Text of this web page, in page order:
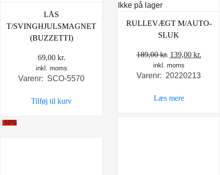
LÅS
T/SVINGHJULSMAGNET
(BUZZETTI)
69,00 kr.
inkl. moms
Varenr: SCO-5570
Tilføj til kurv
Ikke på lager
RULLEVÆGT M/AUTO-
SLUK
189,00kr. Den
oprindelige
pris
189,00 kr..
139,00 kr.Den
pris
inkl. moms
Varenr: 20220213
Læs mere
-50%